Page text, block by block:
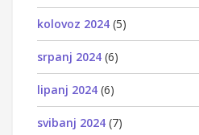
kolovoz 2024 (5)
srpanj 2024 (6)
lipanj 2024 (6)
svibanj 2024 (7)